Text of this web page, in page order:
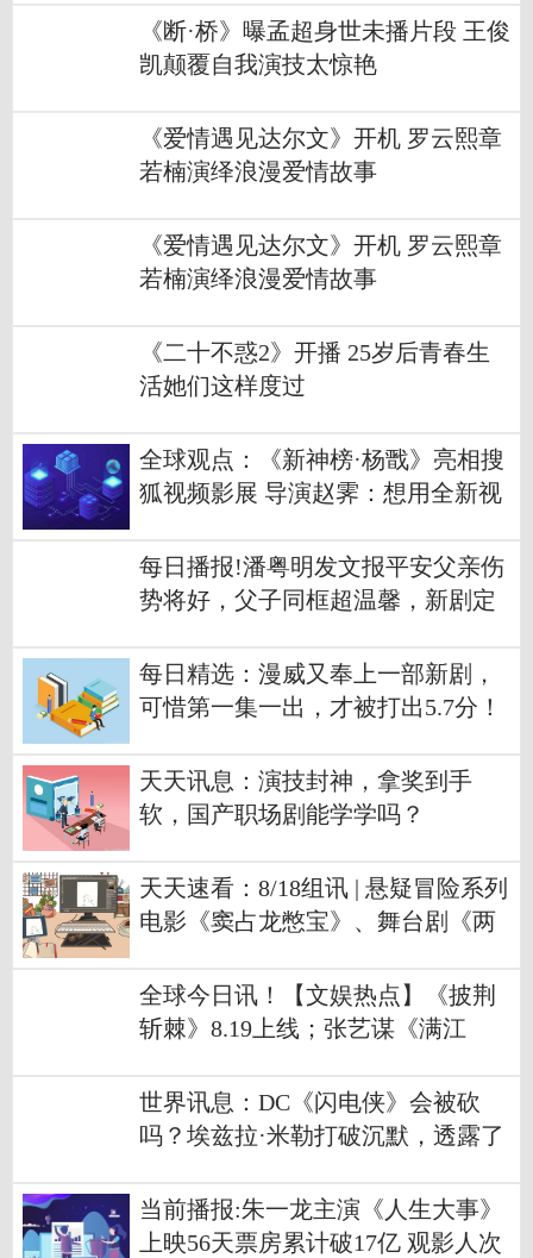
《断·桥》曝孟超身世未播片段 王俊
凯颠覆自我演技太惊艳
《爱情遇见达尔文》开机 罗云熙章
若楠演绎浪漫爱情故事
《爱情遇见达尔文》开机 罗云熙章
若楠演绎浪漫爱情故事
《二十不惑2》开播 25岁后青春生
活她们这样度过
全球观点：《新神榜·杨戬》亮相搜
狐视频影展 导演赵霁：想用全新视
每日播报!潘粤明发文报平安父亲伤
势将好，父子同框超温馨，新剧定
每日精选：漫威又奉上一部新剧，
可惜第一集一出，才被打出5.7分！
天天讯息：演技封神，拿奖到手
软，国产职场剧能学学吗？
天天速看：8/18组讯 | 悬疑冒险系列
电影《窦占龙憋宝》、舞台剧《两
全球今日讯！【文娱热点】《披荆
斩棘》8.19上线；张艺谋《满江
世界讯息：DC《闪电侠》会被砍
吗？埃兹拉·米勒打破沉默，透露了
当前播报:朱一龙主演《人生大事》
上映56天票房累计破17亿 观影人次